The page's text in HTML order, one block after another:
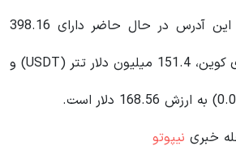
کوین (USDC) است. این آدرس در حال حاضر دارای 398.16
میلیون دلار یو اس دی کوین، 151.4 میلیون دلار تتر (USDT) و
خبری نیپوتو